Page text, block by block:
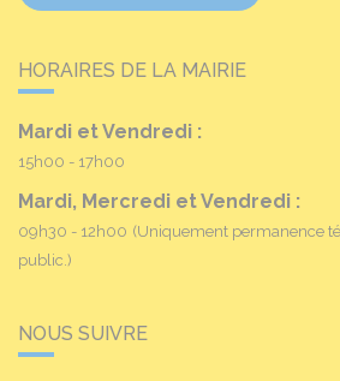
HORAIRES DE LA MAIRIE
Mardi et Vendredi :
15h00 - 17h00
Mardi, Mercredi et Vendredi :
09h30 - 12h00 (Uniquement permanence
public.)
NOUS SUIVRE